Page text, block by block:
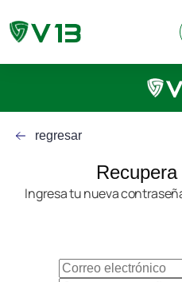
regresar
Ingresa tu nueva